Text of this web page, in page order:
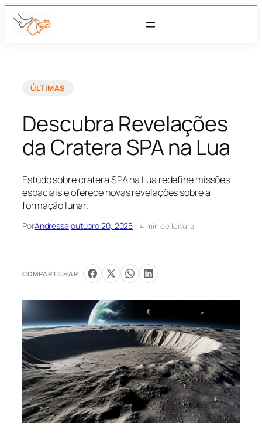
ÚLTIMAS
Descubra Revelações
da Cratera SPA na Lua
Estudo sobre cratera SPA na Lua redefine missões
espaciais e oferece novas revelações sobre a
formação lunar.
PorAndressa|outubro 20, 2025 · 4 min de leitura
COMPARTILHAR